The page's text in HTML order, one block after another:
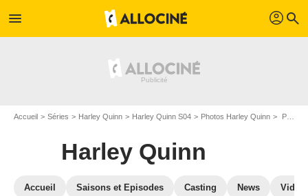
menu profil search
Accueil Séries Harley Quinn Harley Quinn S04 Photos Harley Quinn Photos Harley Quinn S04
Harley Quinn
Accueil Saisons et Episodes Casting News